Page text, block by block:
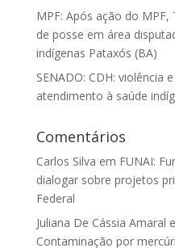
MPF: Após ação do MPF,
de posse em área
indígenas Pataxós (BA)
SENADO: CDH: violência
atendimento à saúde
Comentários
Carlos Silva em FUNAI:
dialogar sobre projetos
Federal
Juliana De Cássia Amaral
Contaminação por